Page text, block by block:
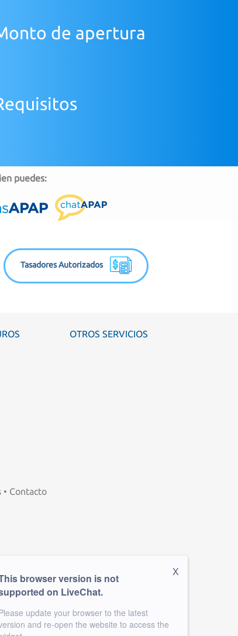
de apertura
puedes:
Tasadores Autorizados
OTROS SERVICIOS
• Contacto